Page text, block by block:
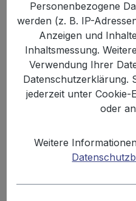
Bildergalerie überspringen
Preise inkl. MwSt. zzgl.
Personenbezogene
werden (z. B. IP-
Anzeigen und
Inhaltsmessung.
Verwendung Ihrer
Datenschutzerklärung.
jederzeit unter Cookie-
oder
Weitere